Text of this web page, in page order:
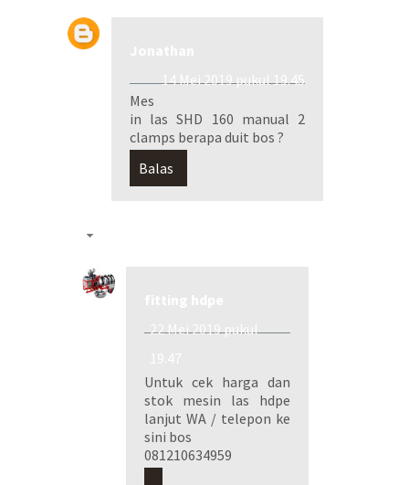
14 Mei 2019 pukul 19.45
Mes
in las SHD 160 manual 2
clamps berapa duit bos ?
Balas
22 Mei 2019 pukul
Untuk cek harga dan
stok mesin las hdpe
lanjut WA / telepon ke
sini bos
081210634959